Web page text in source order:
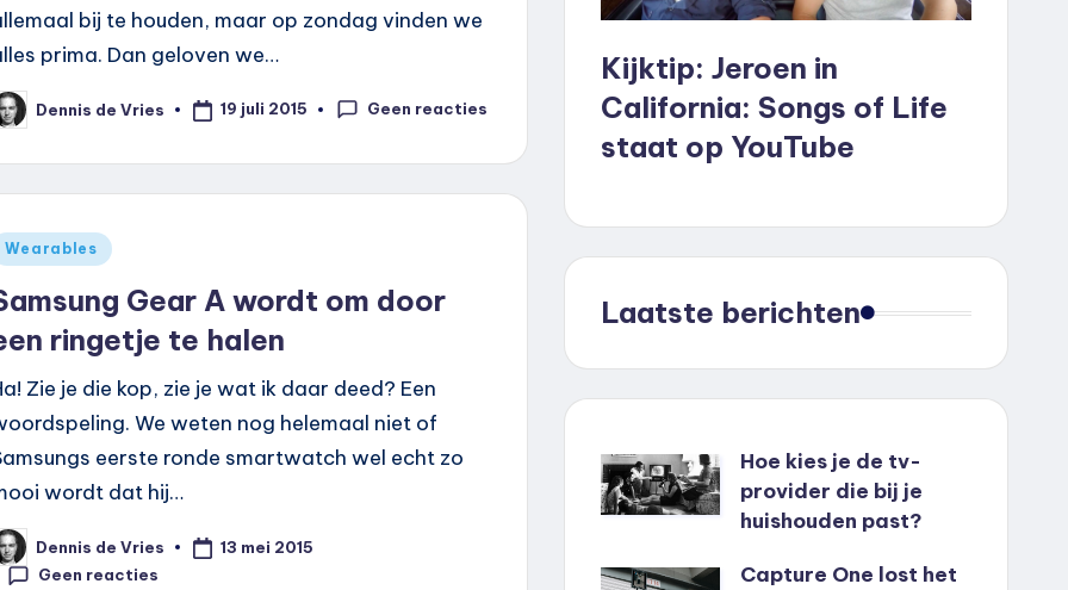
bij te houden, maar op zondag vinden we
prima. Dan geloven we…
Dennis de Vries 19 juli 2015 Geen reacties
Wearables
Gear A wordt om door
ringetje te halen
Zie je die kop, zie je wat ik daar deed? Een
We weten nog helemaal niet of
eerste ronde smartwatch wel echt zo
wordt dat hij…
Dennis de Vries
13 mei 2015
Geen reacties
Kijktip: Jeroen in
California: Songs of Life
staat op YouTube
Laatste berichten
Hoe kies je de tv-
provider die bij je
huishouden past?
Capture One lost het